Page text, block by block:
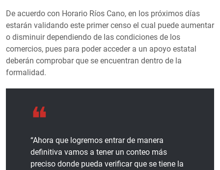
De acuerdo con Horario Ríos Cano, en los próximos días
estarán validando este primer censo el cual puede aumentar
o disminuir dependiendo de las condiciones de los
comercios, pues para poder acceder a un apoyo estatal
deberán comprobar que se encuentran dentro de la
formalidad.
“Ahora que logremos entrar de manera
definitiva vamos a tener un conteo más
preciso donde pueda verificar que se tiene la